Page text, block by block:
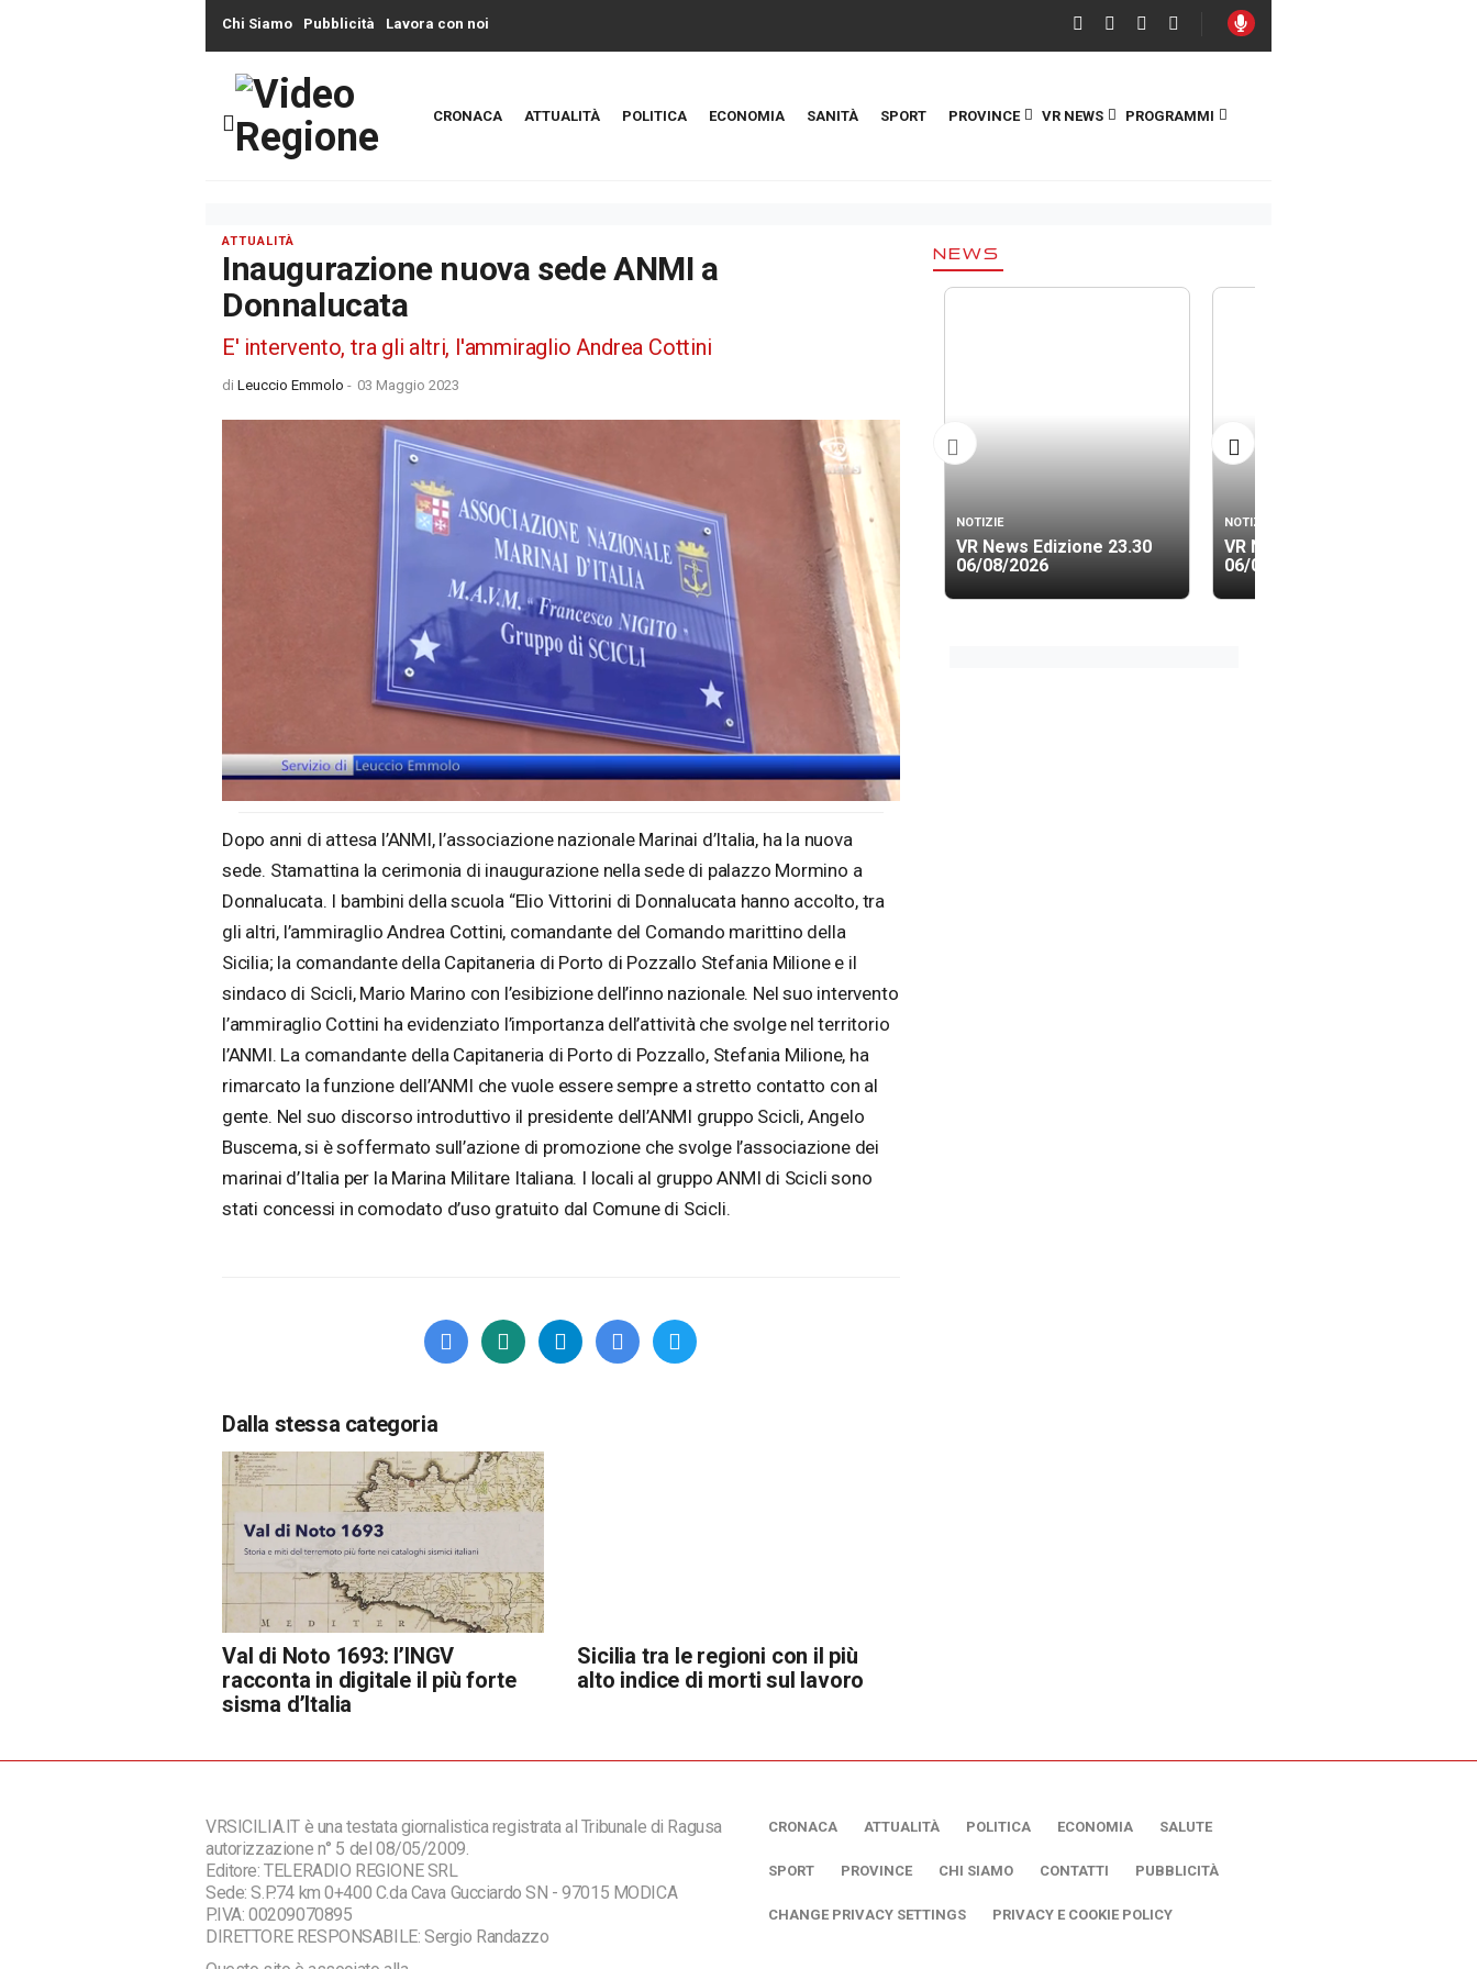
Chi Siamo Pubblicità Lavora con noi
CRONACA ATTUALITÀ POLITICA ECONOMIA SANITÀ SPORT PROVINCE VR NEWS PROGRAMMI
ATTUALITÀ
Inaugurazione nuova sede ANMI a
Donnalucata
E' intervento, tra gli altri, l'ammiraglio Andrea Cottini
di Leuccio Emmolo - 03 Maggio 2023
Dopo anni di attesa l’ANMI, l’associazione nazionale Marinai d’Italia, ha la nuova
sede. Stamattina la cerimonia di inaugurazione nella sede di palazzo Mormino a
Donnalucata. I bambini della scuola “Elio Vittorini di Donnalucata hanno accolto, tra
gli altri, l’ammiraglio Andrea Cottini, comandante del Comando marittino della
Sicilia; la comandante della Capitaneria di Porto di Pozzallo Stefania Milione e il
sindaco di Scicli, Mario Marino con l’esibizione dell’inno nazionale. Nel suo intervento
l’ammiraglio Cottini ha evidenziato l’importanza dell’attività che svolge nel territorio
l’ANMI. La comandante della Capitaneria di Porto di Pozzallo, Stefania Milione, ha
rimarcato la funzione dell’ANMI che vuole essere sempre a stretto contatto con al
gente. Nel suo discorso introduttivo il presidente dell’ANMI gruppo Scicli, Angelo
Buscema, si è soffermato sull’azione di promozione che svolge l’associazione dei
marinai d’Italia per la Marina Militare Italiana. I locali al gruppo ANMI di Scicli sono
stati concessi in comodato d’uso gratuito dal Comune di Scicli.
Dalla stessa categoria
Val di Noto 1693: l’INGV
racconta in digitale il più forte
sisma d’Italia
Sicilia tra le regioni con il più
alto indice di morti sul lavoro
NEWS
NOTIZIE
VR News Edizione 23.30
06/08/2026
NOTIZIE
VR News Edizione 19.40
06/08/2026
VRSICILIA.IT è una testata giornalistica registrata al Tribunale di Ragusa
autorizzazione n° 5 del 08/05/2009.
Editore: TELERADIO REGIONE SRL
Sede: S.P.74 km 0+400 C.da Cava Gucciardo SN - 97015 MODICA
P.IVA: 00209070895
DIRETTORE RESPONSABILE: Sergio Randazzo
CRONACA ATTUALITÀ POLITICA ECONOMIA SALUTE
SPORT PROVINCE CHI SIAMO CONTATTI PUBBLICITÀ
CHANGE PRIVACY SETTINGS PRIVACY E COOKIE POLICY